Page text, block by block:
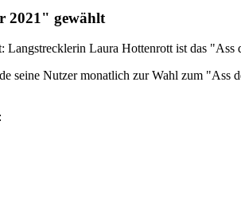
2021" gewählt
Laura Hottenrott ist das "Ass
seine Nutzer monatlich zur Wahl zum